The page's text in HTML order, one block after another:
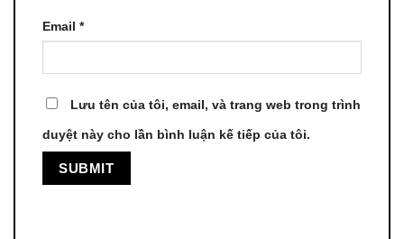
Email *
Lưu tên của tôi, email, và trang web trong trình
duyệt này cho lần bình luận kế tiếp của tôi.